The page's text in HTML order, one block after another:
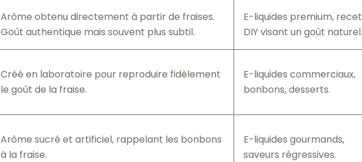
Arôme obtenu directement à partir de fraises.
Goût authentique mais souvent plus subtil.
E-liquides premium,
DIY visant un goût naturel.
Créé en laboratoire pour reproduire fidèlement
le goût de la fraise.
E-liquides commerciaux,
bonbons, desserts.
Arôme sucré et artificiel, rappelant les bonbons
à la fraise.
E-liquides gourmands,
saveurs régressives.